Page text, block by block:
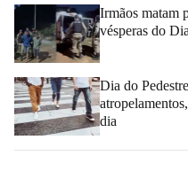
Irmãos matam
vésperas do
Dia do
dia